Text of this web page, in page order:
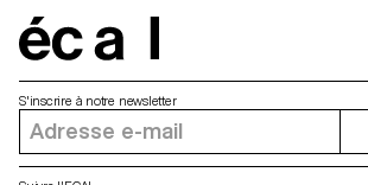
S'inscrire à notre newsletter